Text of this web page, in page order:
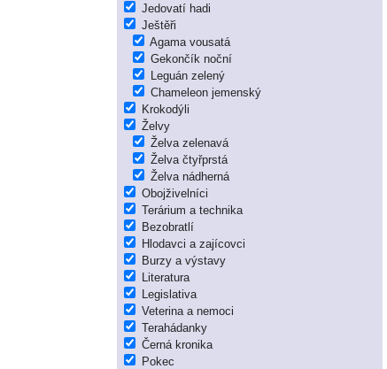
Jedovatí hadi
Ještěři
Agama vousatá
Gekončík noční
Leguán zelený
Chameleon jemenský
Krokodýli
Želvy
Želva zelenavá
Želva čtyřprstá
Želva nádherná
Obojživelníci
Terárium a technika
Bezobratlí
Hlodavci a zajícovci
Burzy a výstavy
Literatura
Legislativa
Veterina a nemoci
Terahádanky
Černá kronika
Pokec